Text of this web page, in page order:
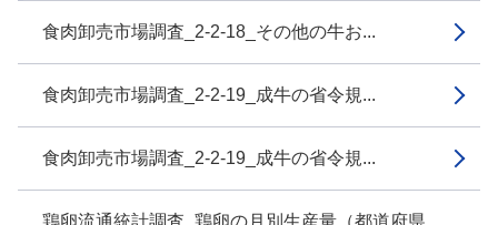
食肉卸売市場調査_2-2-18_その他の牛お...
食肉卸売市場調査_2-2-19_成牛の省令規...
食肉卸売市場調査_2-2-19_成牛の省令規...
鶏卵流通統計調査_鶏卵の月別生産量（都道府県